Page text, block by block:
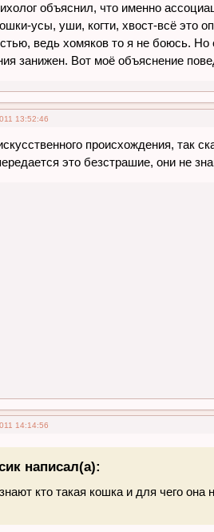
объяснил, что именно
усы, уши, когти, хвост-всё это
ведь хомяков то я не боюсь. Но
занижен. Вот моё объяснение
13:52:46
происхождения, так
это безстрашие, они не
14:14:56
написал(а):
кто такая кошка и для чего она